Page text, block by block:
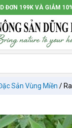
ĐƠN 199K VÀ GIẢM
Sản Vùng Miền /